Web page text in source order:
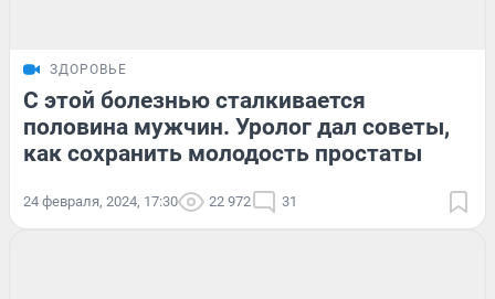
ЗДОРОВЬЕ
С этой болезнью сталкивается
половина мужчин. Уролог дал советы,
как сохранить молодость простаты
24 февраля, 2024, 17:30 22 972 31